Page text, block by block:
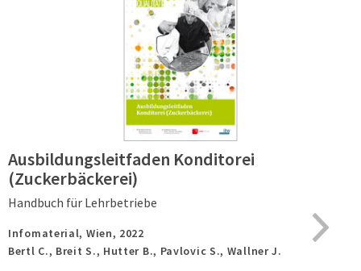
Ausbildungsleitfaden Konditorei
(Zuckerbäckerei)
Handbuch für Lehrbetriebe
Infomaterial, Wien, 2022
Bertl C., Breit S., Hutter B., Pavlovic S., Wallner J.